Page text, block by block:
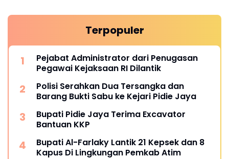
Terpopuler
Pejabat Administrator dari Penugasan
Pegawai Kejaksaan RI Dilantik
Polisi Serahkan Dua Tersangka dan
Barang Bukti Sabu ke Kejari Pidie Jaya
Bupati Pidie Jaya Terima Excavator
Bantuan KKP
Bupati Al-Farlaky Lantik 21 Kepsek dan 8
Kapus Di Lingkungan Pemkab Atim